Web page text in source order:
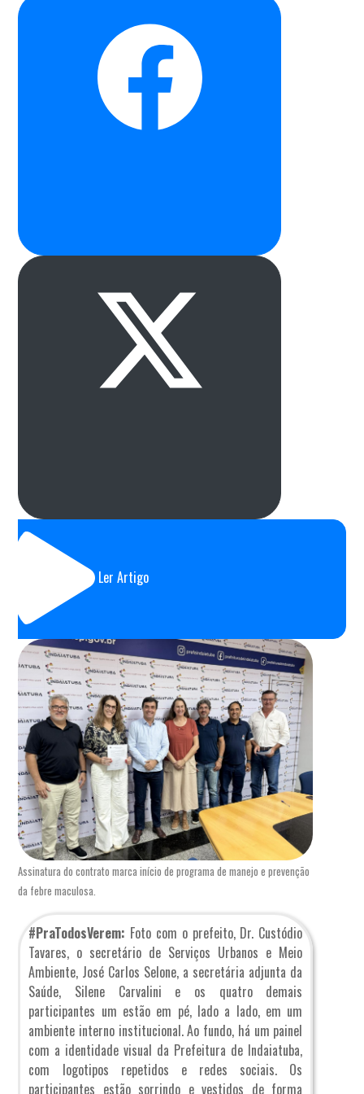
Ler Artigo
Assinatura do contrato marca início de programa de manejo e prevenção
da febre maculosa.
#PraTodosVerem: Foto com o prefeito, Dr. Custódio
Tavares, o secretário de Serviços Urbanos e Meio
Ambiente, José Carlos Selone, a secretária adjunta da
Saúde, Silene Carvalini e os quatro demais
participantes um estão em pé, lado a lado, em um
ambiente interno institucional. Ao fundo, há um painel
com a identidade visual da Prefeitura de Indaiatuba,
com logotipos repetidos e redes sociais. Os
participantes estão sorrindo e vestidos de forma